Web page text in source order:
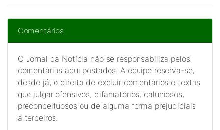
Comentários
O Jornal da Notícia não se responsabiliza pelos
comentários aqui postados. A equipe reserva-se,
desde já, o direito de excluir comentários e textos
que julgar ofensivos, difamatórios, caluniosos,
preconceituosos ou de alguma forma prejudiciais
a terceiros.